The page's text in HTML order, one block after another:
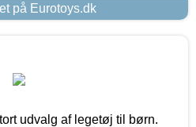
på Eurotoys.dk
udvalg af legetøj til børn.